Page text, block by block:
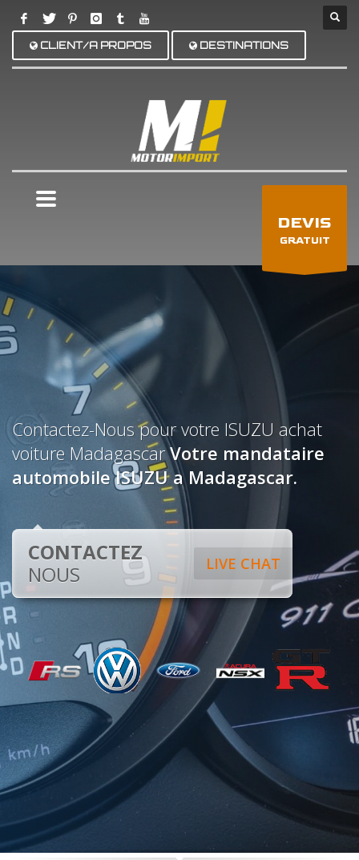
CLIENT/A PROPOS DESTINATIONS
DEVIS
GRATUIT
Contactez-Nous pour votre ISUZU achat
voiture MadagascarVotre mandataire
automobile ISUZU a Madagascar.
LIVE CHAT
CONTACTEZ
NOUS